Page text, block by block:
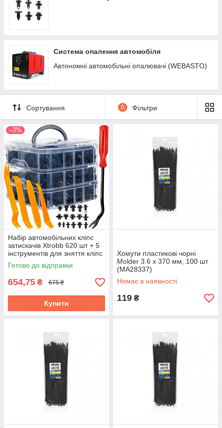
Система опалення автомобіля
Автономні автомобільні опалювачі (WEBASTO)
Сортування 0 Фільтри
–3%
Набір автомобільних кліпс
затискачів Xtrobb 620 шт + 5
інструментів для зняття кліпс
обшивки (24297)
Готово до відправки
654,75 ₴ 675 ₴
Купити
Хомути пластикові чорні
Molder 3.6 x 370 мм, 100 шт
(MA28337)
Немає в наявності
119 ₴